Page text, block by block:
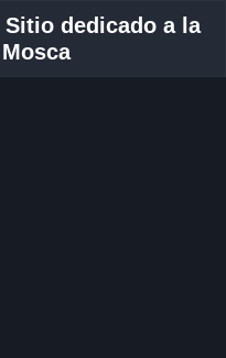
Sitio dedicado a la